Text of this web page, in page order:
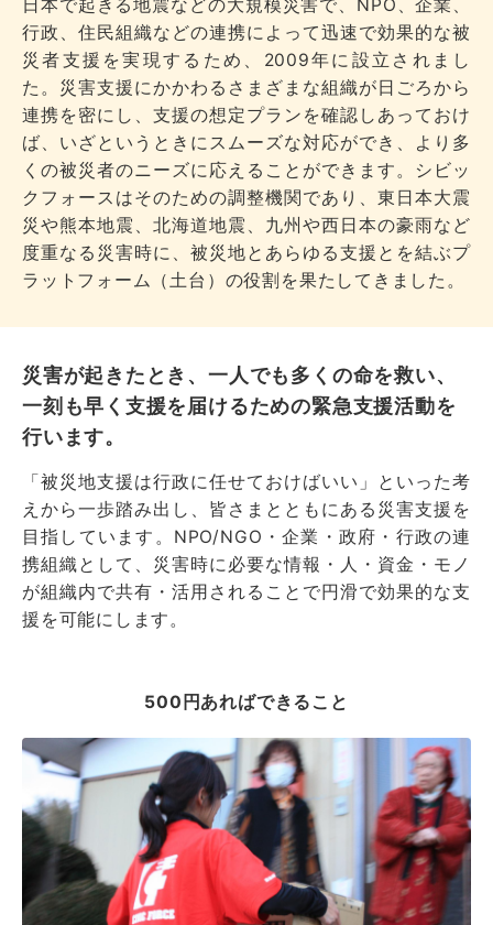
日本で起きる地震などの大規模災害で、NPO、企業、
行政、住民組織などの連携によって迅速で効果的な被
災者支援を実現するため、2009年に設立されまし
た。災害支援にかかわるさまざまな組織が日ごろから
連携を密にし、支援の想定プランを確認しあっておけ
ば、いざというときにスムーズな対応ができ、より多
くの被災者のニーズに応えることができます。シビッ
クフォースはそのための調整機関であり、東日本大震
災や熊本地震、北海道地震、九州や西日本の豪雨など
度重なる災害時に、被災地とあらゆる支援とを結ぶプ
ラットフォーム（土台）の役割を果たしてきました。
災害が起きたとき、一人でも多くの命を救い、
一刻も早く支援を届けるための緊急支援活動を
行います。
「被災地支援は行政に任せておけばいい」といった考
えから一歩踏み出し、皆さまとともにある災害支援を
目指しています。NPO/NGO・企業・政府・行政の連
携組織として、災害時に必要な情報・人・資金・モノ
が組織内で共有・活用されることで円滑で効果的な支
援を可能にします。
500円あればできること